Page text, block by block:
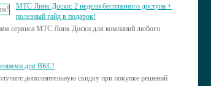
МТС Линк Доски: 2 недели бесплатного доступа +
полезный гайд в подарок!
сервиса МТС Линк Доски для компаний любого
для ВКС!
дополнительную скидку при покупке решений